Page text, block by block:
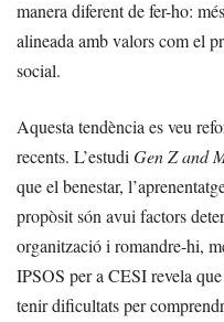
manera diferent de fer-ho:
alineada amb valors com el
social.
Aquesta tendència es veu
recents. L’estudiGen Z and
que el benestar,
propòsit són avui factors
organització i romandre-hi,
IPSOS per a CESI revela
tenir dificultats per